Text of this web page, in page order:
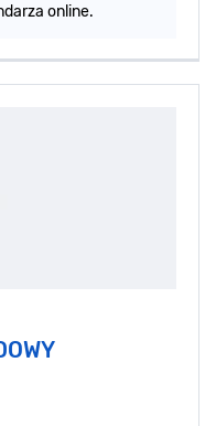
online.